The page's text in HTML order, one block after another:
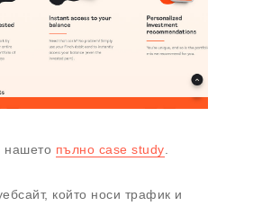
нашето пълно case study
който носи трафик и